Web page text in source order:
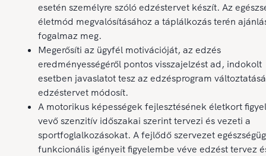
esetén személyre szóló edzéstervet készít. Az
életmód megvalósításához a táplálkozás terén
fogalmaz meg.
Megerősíti az ügyfél motivációját, az edzés
eredményességéről pontos visszajelzést ad, indokolt
esetben javaslatot tesz az edzésprogram
edzéstervet módosít.
A motorikus képességek fejlesztésének életkort
vevő szenzitív időszakai szerint tervezi és vezeti a
sportfoglalkozásokat. A fejlődő szervezet
funkcionális igényeit figyelembe véve edzést tervez